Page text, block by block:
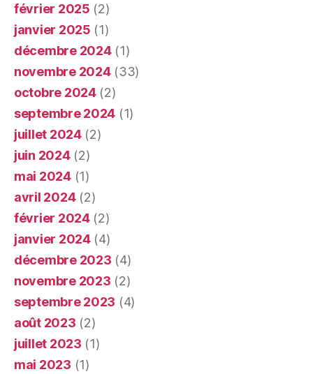
février 2025 (2)
janvier 2025 (1)
décembre 2024(1)
novembre 2024(33)
octobre 2024(2)
septembre 2024 (1)
juillet 2024(2)
juin 2024(2)
mai 2024(1)
avril 2024(2)
février 2024(2)
janvier 2024(4)
décembre 2023 (4)
novembre 2023 (2)
septembre 2023 (4)
août 2023 (2)
juillet 2023 (1)
mai 2023 (1)